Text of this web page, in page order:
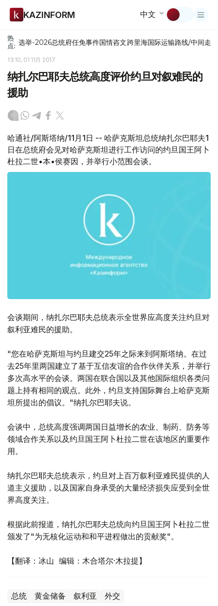
KAZINFORM 中文
热
点: 选举-2026总统府任免事件国情咨文跨里海国际运输路线/中间走廊
13:10, 01 11月 2017
纳扎尔巴耶夫总统高度评价约旦对叙难民的
援助
哈通社/阿斯塔纳/11月1日 -- 哈萨克斯坦总统纳扎尔巴耶夫1
日在总统府会见对哈萨克斯坦进行工作访问的约旦国王阿卜
杜拉二世•本•侯赛因，并举行小范围会谈。
会谈期间，纳扎尔巴耶夫总统表示全世界应高度关注约旦对
叙利亚难民的援助。
"您在哈萨克斯坦与约旦建交25年之际来到阿斯塔纳。在过
去25年里两国建立了基于互信友谊的合作伙伴关系，并举行
多次高水平的会谈。两国在联合国以及其他国际组织各类问
题上持有相同的观点。此外，约旦支持国际舞台上哈萨克斯
坦所提出的倡议。"纳扎尔巴耶夫说。
会谈中，总统高度强调两国日益增长的农业、制药、防务等
领域合作关系以及约旦国王阿卜杜拉二世在该地区的重要作
用。
纳扎尔巴耶夫总统表示，约旦对上百万叙利亚难民提供的人
道主义援助，以及国家自身承受的大量经济损失应受到全世
界高度关注。
根据此前报道，纳扎尔巴耶夫总统向约旦国王阿卜杜拉二世
颁发了"为无核化运动和和平进程做出的贡献奖"。
【翻译：冰山 编辑：木合塔尔·木拉提】
总统 黄金储备 叙利亚 外交